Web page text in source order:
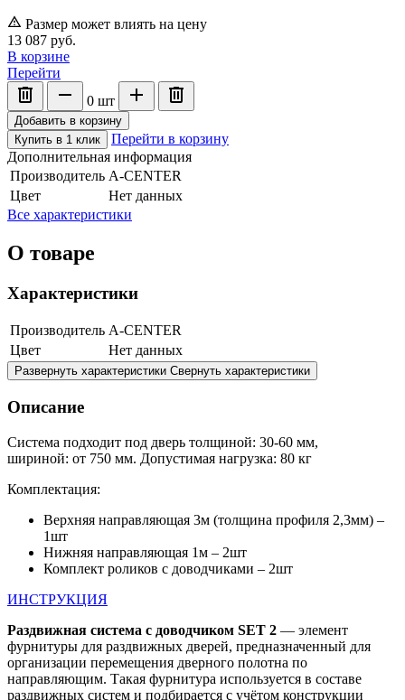
Размер может влиять на цену
13 087 руб.
В корзине
Перейти
0 шт
Добавить в корзину
Купить в 1 клик
Перейти в корзину
Дополнительная информация
Производитель A-CENTER
Цвет
Нет данных
Все характеристики
О товаре
Характеристики
Производитель A-CENTER
Цвет
Нет данных
Развернуть характеристики Свернуть характеристики
Описание
Система подходит под дверь толщиной: 30-60 мм,
шириной: от 750 мм. Допустимая нагрузка: 80 кг
Комплектация:
Верхняя направляющая 3м (толщина профиля 2,3мм) –
1шт
Нижняя направляющая 1м – 2шт
Комплект роликов с доводчиками – 2шт
ИНСТРУКЦИЯ
Раздвижная система с доводчиком SET 2 — элемент
фурнитуры для раздвижных дверей, предназначенный для
организации перемещения дверного полотна по
направляющим. Такая фурнитура используется в составе
раздвижных систем и подбирается с учётом конструкции